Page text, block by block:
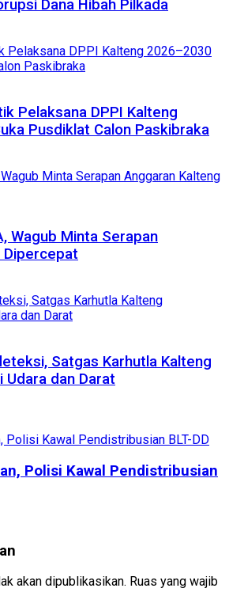
Dana Hibah Pilkada
Pelaksana DPPI Kalteng
Pusdiklat Calon Paskibraka
Wagub Minta Serapan
Dipercepat
Satgas Karhutla Kalteng
dan Darat
Polisi Kawal Pendistribusian
akan dipublikasikan. Ruas yang wajib